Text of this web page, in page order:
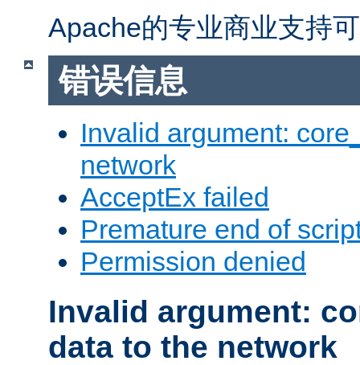
Apache的专业商业支持
错误信息
Invalid argument:
network
AcceptEx failed
Premature end of
Permission denied
Invalid argument:
data to the network